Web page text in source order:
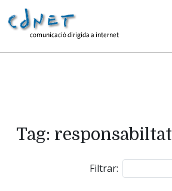
Tag: responsabiltat
Filtrar: